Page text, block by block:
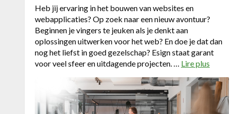
Heb jij ervaring in het bouwen van websites en
webapplicaties? Op zoek naar een nieuw avontuur?
Beginnen je vingers te jeuken als je denkt aan
oplossingen uitwerken voor het web? En doe je dat dan
nog het liefst in goed gezelschap? Esign staat garant
voor veel sfeer en uitdagende projecten. … Lire plus
o
u